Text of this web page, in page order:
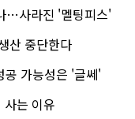
…사라진 '멜팅피스'
산 중단한다
가능성은 '글쎄'
는 이유